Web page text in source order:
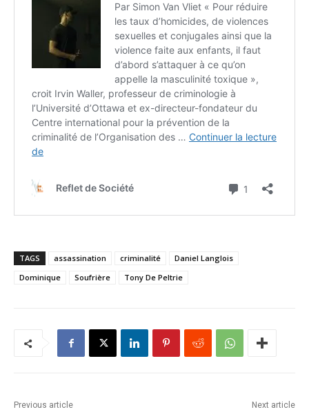
TAGS assassination criminalité
Daniel Langlois
Dominique
Soufrière Tony De Peltrie
Previous article Next article